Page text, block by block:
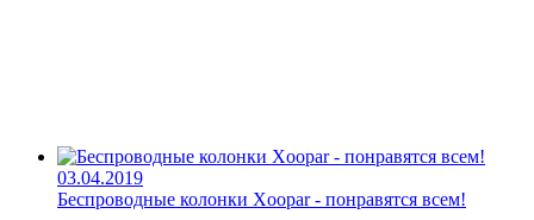
03.04.2019
Беспроводные колонки Xoopar - понравятся всем!